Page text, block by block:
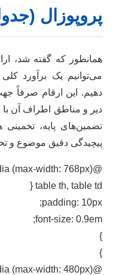
پروپوزال
همانطور که گفته شد،
می‌توانیم یک برآورد
دهیم. این ارقام صرفاً
دیر و مناطق اطراف آن با
تضمین‌های پایه،
پیچیدگی دقیق موضوع و
@media (max-width: 768px) {
table th, table td {
padding: 10px;
font-size: 0.9em;
}
}
@media (max-width: 480px) {